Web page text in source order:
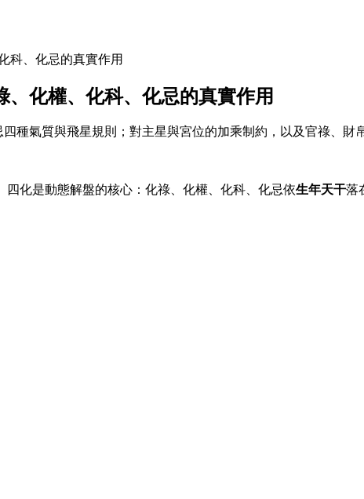
科、化忌的真實作用
化權、化科、化忌的真實作用
種氣質與飛星規則；對主星與宮位的加乘制約，以及官祿、財
四化是動態解盤的核心：化祿、化權、化科、化忌依生年天干落